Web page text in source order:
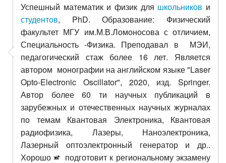
Успешный математик и физик для школьников и
студентов, PhD. Образование: Физический
факультет МГУ им.М.В.Ломоносова с отличием,
Специальность -Физика. Преподавал в МЭИ,
педагогический стаж более 16 лет. Является
автором монографии на английском языке "Laser
Opto-Electronic Oscillator", 2020, изд. Springer.
Автор более 60 ти научных публикаций в
зарубежных и отечественных научных журналах
по темам Квантовая Электроника, Квантовая
радиофизика, Лазеры, Наноэлектроника,
Лазерный оптоэлектронный генератор и др..
Хорошо подготовит к региональному экзамену